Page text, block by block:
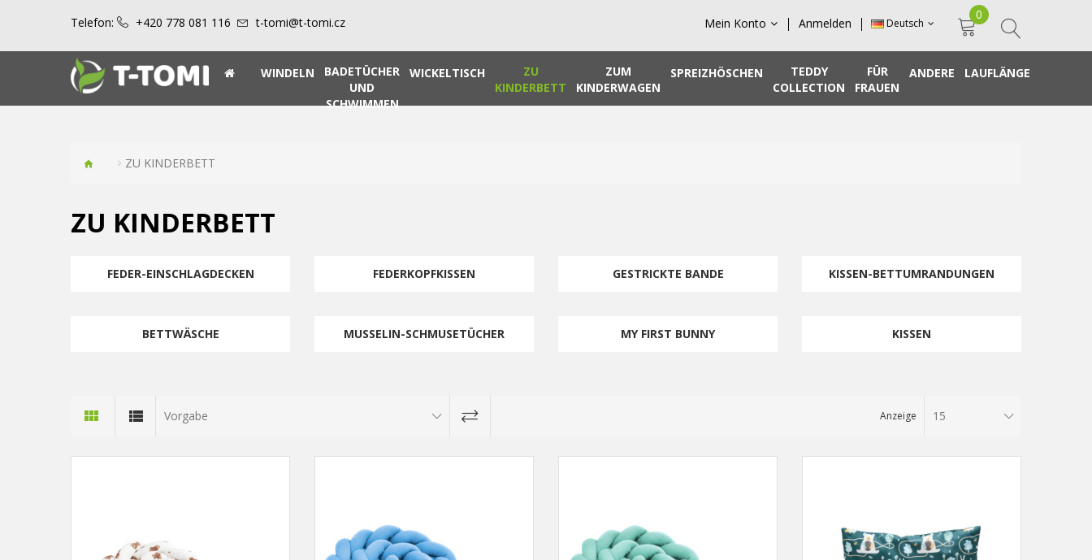
Telefon: +420 778 081 116 t-tomi@t-tomi.cz Mein Konto Anmelden Deutsch
0
WINDELN
BADETÜCHER
UND
SCHWIMMEN
WICKELTISCH
ZU
KINDERBETT
ZUM
KINDERWAGEN
SPREIZHÖSCHEN
TEDDY
COLLECTION
FÜR
FRAUEN
ANDERE LAUFLÄNGE
ZU KINDERBETT
ZU KINDERBETT
FEDER-EINSCHLAGDECKEN FEDERKOPFKISSEN GESTRICKTE BANDE KISSEN-BETTUMRANDUNGEN
BETTWÄSCHE MUSSELIN-SCHMUSETÜCHER MY FIRST BUNNY KISSEN
Vorgabe Anzeige 15